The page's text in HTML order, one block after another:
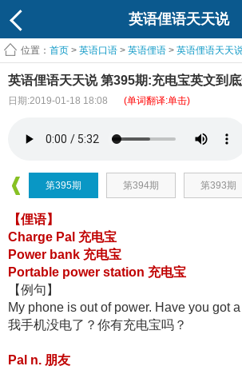
英语俚语天天说
位置： 首页 > 英语口语 > 英语俚语 > 英语俚语天天
英语俚语天天说 第395期:充电宝英文到
日期:2019-01-18 18:08 (单词翻译:单击)
第395期 第394期 第393期
【俚语】
Charge Pal 充电宝
Power bank 充电宝
Portable power station 充电宝
【例句】
My phone is out of power. Have you got
我手机没电了？你有充电宝吗？
Pal n. 朋友